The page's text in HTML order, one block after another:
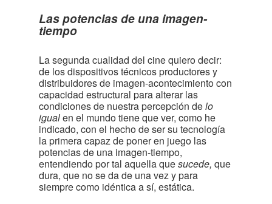
Las potencias de una imagen-
tiempo
La segunda cualidad del cine quiero decir:
de los dispositivos técnicos productores y
distribuidores de imagen-acontecimiento con
capacidad estructural para alterar las
condiciones de nuestra percepción delo
igualen el mundo tiene que ver, como he
indicado, con el hecho de ser su tecnología
la primera capaz de poner en juego las
potencias de una imagen-tiempo,
entendiendo por tal aquella quesucede, que
dura, que no se da de una vez y para
siempre como idéntica a sí, estática.